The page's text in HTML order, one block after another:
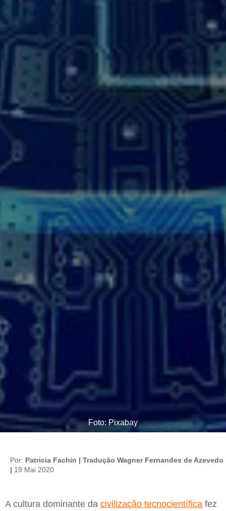
Foto: Pixabay
Por: Patricia Fachin | Tradução Wagner Fernandes de Azevedo
| 19 Mai 2020
A cultura dominante da civilização tecnocientífica fez